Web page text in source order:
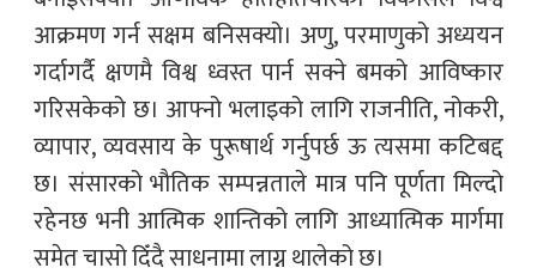
आक्रमण गर्न सक्षम बनिसक्यो। अणु, परमाणुको अध्ययन
गर्दागर्दै क्षणमै विश्व ध्वस्त पार्न सक्ने बमको आविष्कार
गरिसकेको छ। आफ्नो भलाइको लागि राजनीति, नोकरी,
व्यापार, व्यवसाय के पुरूषार्थ गर्नुपर्छ ऊ त्यसमा कटिबद्द
छ। संसारको भौतिक सम्पन्नताले मात्र पनि पूर्णता मिल्दो
रहेनछ भनी आत्मिक शान्तिको लागि आध्यात्मिक मार्गमा
समेत चासो दिँदै साधनामा लाग्न थालेको छ।